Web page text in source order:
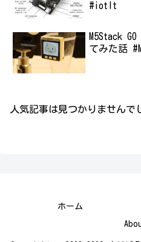
#iotlt
M5Stack
てみた話
人気記事は見つかりませんで
ホーム